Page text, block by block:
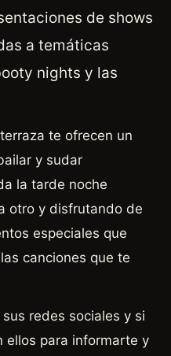
de shows
a temáticas
nights y las
te ofrecen un
y sudar
la tarde noche
otro y disfrutando de
especiales que
canciones que te
redes sociales y si
ellos para informarte y